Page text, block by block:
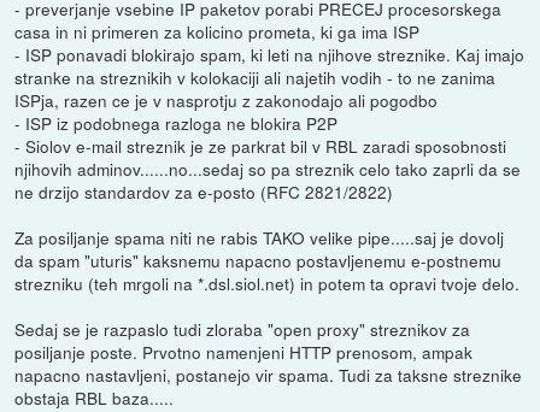
- preverjanje vsebine IP paketov porabi PRECEJ procesorskega
casa in ni primeren za kolicino prometa, ki ga ima ISP
- ISP ponavadi blokirajo spam, ki leti na njihove streznike. Kaj imajo
stranke na streznikih v kolokaciji ali najetih vodih - to ne zanima
ISPja, razen ce je v nasprotju z zakonodajo ali pogodbo
- ISP iz podobnega razloga ne blokira P2P
- Siolov e-mail streznik je ze parkrat bil v RBL zaradi sposobnosti
njihovih adminov......no...sedaj so pa streznik celo tako zaprli da se
ne drzijo standardov za e-posto (RFC 2821/2822)
Za posiljanje spama niti ne rabis TAKO velike pipe.....saj je dovolj
da spam "uturis" kaksnemu napacno postavljenemu e-postnemu
strezniku (teh mrgoli na *.dsl.siol.net) in potem ta opravi tvoje delo.
Sedaj se je razpaslo tudi zloraba "open proxy" streznikov za
posiljanje poste. Prvotno namenjeni HTTP prenosom, ampak
napacno nastavljeni, postanejo vir spama. Tudi za taksne streznike
obstaja RBL baza.....